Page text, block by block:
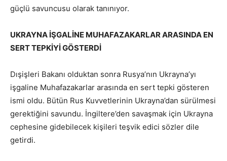
güçlü savuncusu olarak tanınıyor.
UKRAYNA İŞGALİNE MUHAFAZAKARLAR ARASINDA EN
SERT TEPKİYİ GÖSTERDİ
Dışişleri Bakanı olduktan sonra Rusya’nın Ukrayna’yı
işgaline Muhafazakarlar arasında en sert tepki gösteren
ismi oldu. Bütün Rus Kuvvetlerinin Ukrayna’dan sürülmesi
gerektiğini savundu. İngiltere’den savaşmak için Ukrayna
cephesine gidebilecek kişileri teşvik edici sözler dile
getirdi.